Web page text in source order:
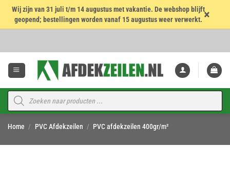
Wij zijn van 31 juli t/m 14 augustus met vakantie. De webshop blijft
geopend; bestellingen worden vanaf 15 augustus weer verwerkt. ×
Producten
zoeken
Home / PVC Afdekzeilen / PVC afdekzeilen 400gr/m²